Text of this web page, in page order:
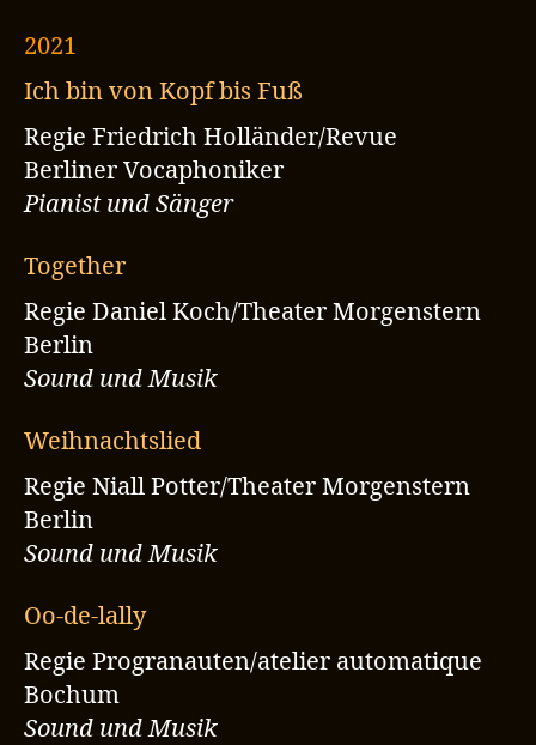
2021
Ich bin von Kopf bis Fuß
Regie Friedrich Holländer/Revue
Berliner Vocaphoniker
Pianist und Sänger
Together
Regie Daniel Koch/Theater Morgenstern
Berlin
Sound und Musik
Weihnachtslied
Regie Niall Potter/Theater Morgenstern
Berlin
Sound und Musik
Oo-de-lally
Regie Progranauten/atelier automatique
Bochum
Sound und Musik